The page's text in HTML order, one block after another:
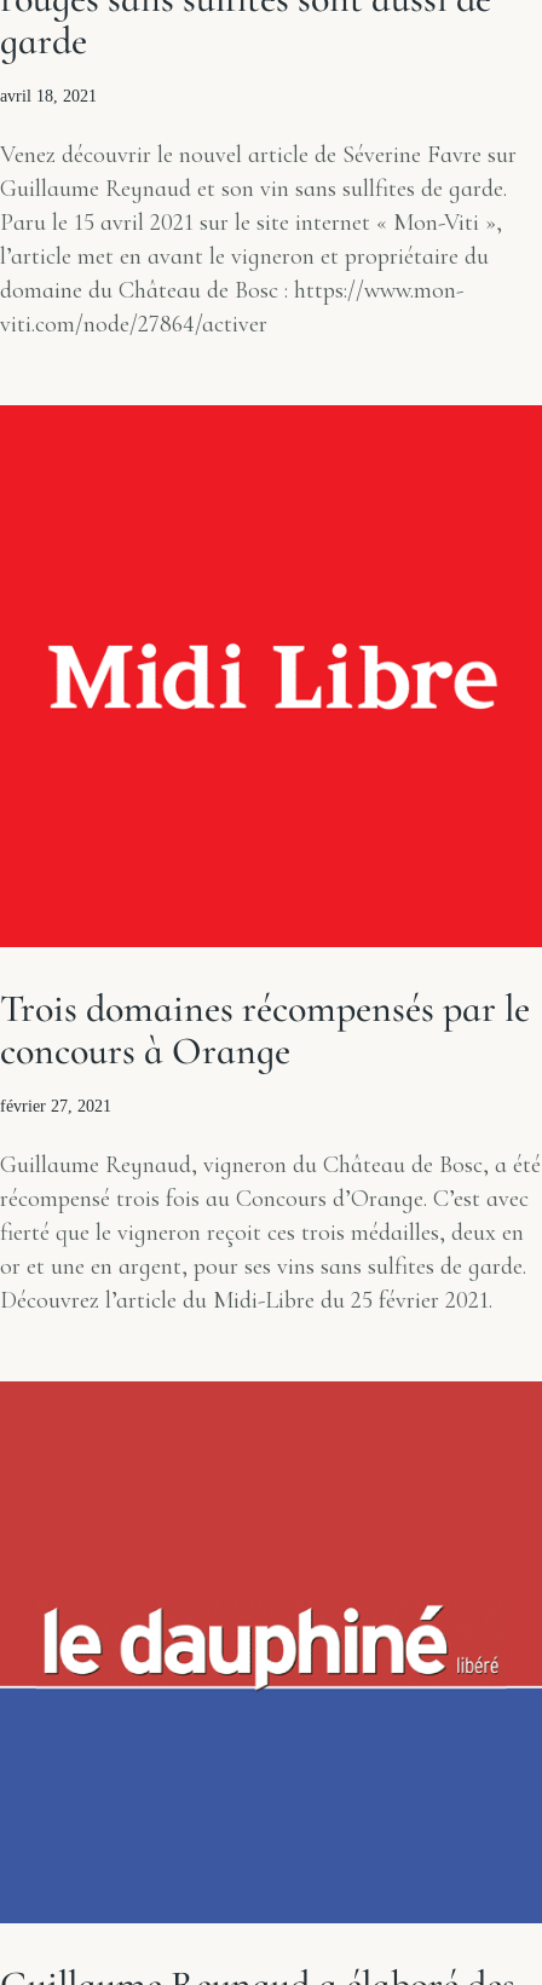
garde
avril 18, 2021
Venez découvrir le nouvel article de Séverine Favre sur
Guillaume Reynaud et son vin sans sullfites de garde.
Paru le 15 avril 2021 sur le site internet « Mon-Viti »,
l’article met en avant le vigneron et propriétaire du
domaine du Château de Bosc : https://www.mon-
viti.com/node/27864/activer
Trois domaines récompensés par le
concours à Orange
février 27, 2021
Guillaume Reynaud, vigneron du Château de Bosc, a été
récompensé trois fois au Concours d’Orange. C’est avec
fierté que le vigneron reçoit ces trois médailles, deux en
or et une en argent, pour ses vins sans sulfites de garde.
Découvrez l’article du Midi-Libre du 25 février 2021.